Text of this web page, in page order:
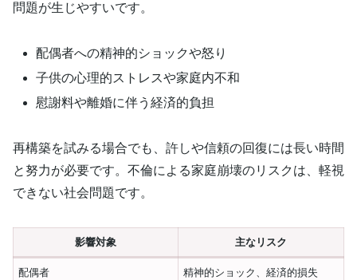
問題が生じやすいです。
配偶者への精神的ショックや怒り
子供の心理的ストレスや家庭内不和
慰謝料や離婚に伴う経済的負担
再構築を試みる場合でも、許しや信頼の回復には長い時間
と努力が必要です。不倫による家庭崩壊のリスクは、軽視
できない社会問題です。
影響対象 主なリスク
配偶者 精神的ショック、経済的損失